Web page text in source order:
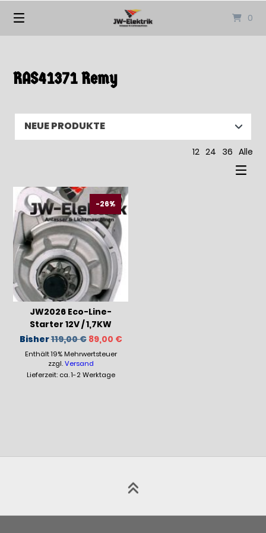
0
RAS41371 Remy
12 24 36 Alle
-26%
JW2026 Eco-Line-
Starter 12V / 1,7KW
Bisher119,00€ Ursprünglicher
Preis
war:
119,00 €
89,00 €Aktueller
Enthält 19% Mehrwertsteuer
zzgl.Versand
Lieferzeit: ca. 1-2 Werktage